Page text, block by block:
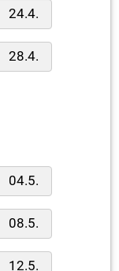
24.4.
28.4.
04.5.
08.5.
12.5.